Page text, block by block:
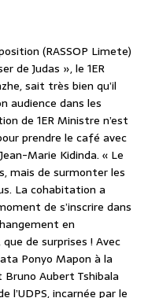
(RASSOP Limete)
de Judas », le 1ER
sait très bien qu’il
audience dans les
de 1ER Ministre n’est
prendre le café avec
Marie Kidinda. « Le
mais de surmonter les
La cohabitation a
de s’inscrire dans
en
de surprises ! Avec
Ponyo Mapon à la
Aubert Tshibala
l’UDPS, incarnée par le